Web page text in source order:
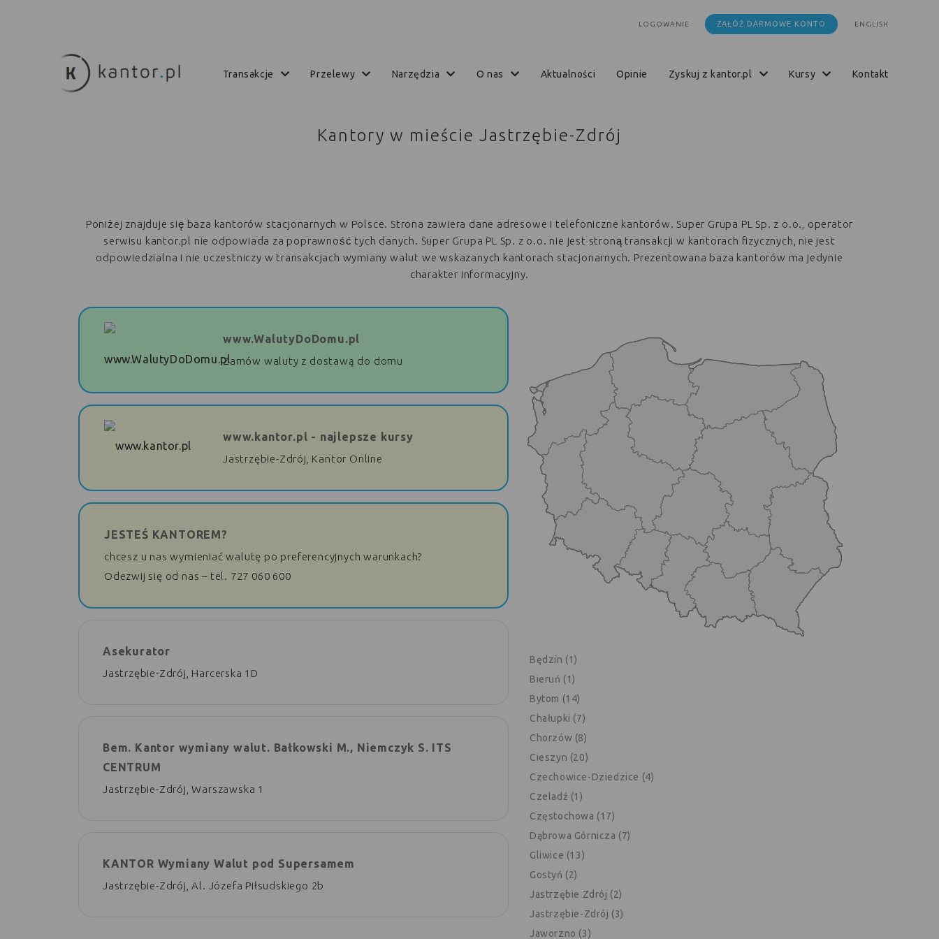
LOGOWANIE ZAŁÓŻ DARMOWE KONTO ENGLISH
transakcje przelewy narzędzia o nas aktualności opinie zyskuj z kantor.pl kursy kontakt
Kantory w mieście Jastrzębie-Zdrój
Poniżej znajduje się baza kantorów stacjonarnych w Polsce. Strona zawiera dane adresowe i telefoniczne kantorów. Super Grupa PL Sp. z o.o., operator
serwisu kantor.pl nie odpowiada za poprawność tych danych. Super Grupa PL Sp. z o.o. nie jest stroną transakcji w kantorach fizycznych, nie jest
odpowiedzialna i nie uczestniczy w transakcjach wymiany walut we wskazanych kantorach stacjonarnych. Prezentowana baza kantorów ma jedynie
charakter informacyjny.
www.WalutyDoDomu.pl
Zamów waluty z dostawą do domu
www.kantor.pl - najlepsze kursy
Jastrzębie-Zdrój, Kantor Online
JESTEŚ KANTOREM?
chcesz u nas wymieniać walutę po preferencyjnych warunkach?
Odezwij się od nas – tel. 727 060 600
Asekurator
Jastrzębie-Zdrój, Harcerska 1D
Bem. Kantor wymiany walut. Bałkowski M., Niemczyk S. ITS
CENTRUM
Jastrzębie-Zdrój, Warszawska 1
KANTOR Wymiany Walut pod Supersamem
Jastrzębie-Zdrój, Al. Józefa Piłsudskiego 2b
Będzin (1)
Bieruń (1)
Bytom (14)
Chałupki (7)
Chorzów (8)
Cieszyn (20)
Czechowice-Dziedzice (4)
Czeladź (1)
Częstochowa (17)
Dąbrowa Górnicza (7)
Gliwice (13)
Gostyń (2)
Jastrzębie Zdrój (2)
Jastrzębie-Zdrój (3)
Jaworzno (3)